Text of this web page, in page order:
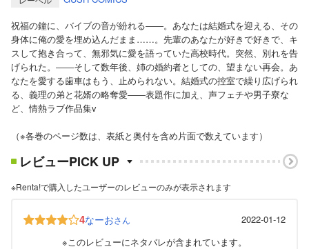
祝福の鐘に、バイブの音が紛れる――。あなたは結婚式を迎える、その
身体に俺の愛を埋め込んだまま……。先輩のあなたが好きで好きで、キ
スして抱き合って、無邪気に愛を語っていた高校時代。突然、別れを告
げられた。――そして数年後、姉の婚約者としての、望まない再会。あ
なたを愛する歯車はもう、止められない。結婚式の控室で繰り広げられ
る、義理の弟と花婿の略奪愛――表題作に加え、声フェチや男子寮な
ど、情熱ラブ作品集v
（※各巻のページ数は、表紙と奥付を含め片面で数えています）
レビューPICK UP
※Renta!で購入したユーザーのレビューのみが表示されます
4なーおさん
2022-01-12
※このレビューにネタバレが含まれています。